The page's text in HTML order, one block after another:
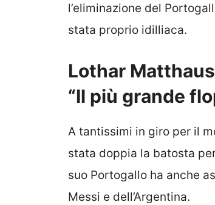
l’eliminazione del
stata proprio idilliaca.
Lothar
“Il più grande
A tantissimi in giro per il
stata doppia la batosta
suo Portogallo ha anche
Messi e dell’Argentina.